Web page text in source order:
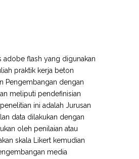
adobe flash yang digunakan
praktik kerja beton
Pengembangan dengan
meliputi pendefinisian
ini adalah Jurusan
data dilakukan dengan
oleh penilaian atau
skala Likert kemudian
media